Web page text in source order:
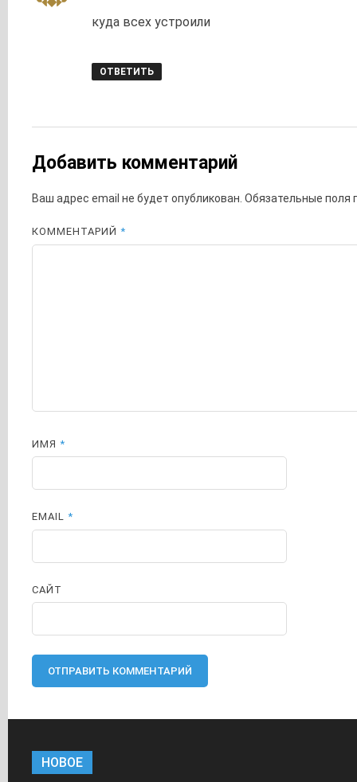
куда всех устроили
ОТВЕТИТЬ
Добавить комментарий
Ваш адрес email не будет опубликован. Обязательные поля
КОММЕНТАРИЙ *
ИМЯ *
EMAIL *
САЙТ
НОВОЕ